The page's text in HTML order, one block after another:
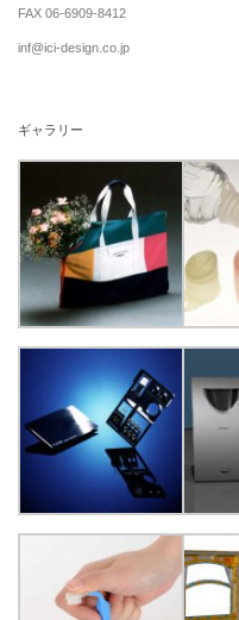
FAX 06-6909-8412
inf@ici-design.co.jp
ギャラリー